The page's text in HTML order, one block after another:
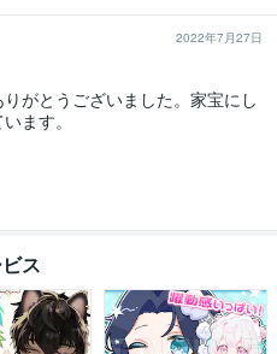
2022年7月27日
がとうございました。家宝にし
ます。
ス